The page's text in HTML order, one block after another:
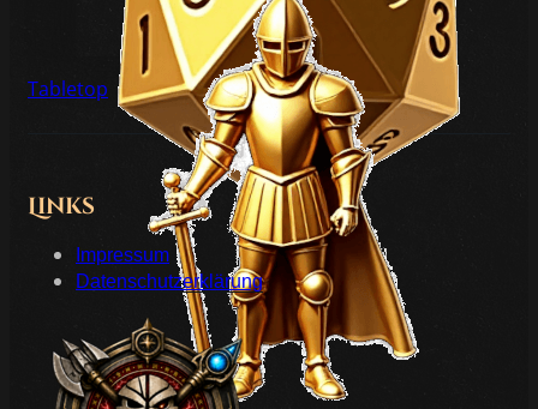
Tabletop
Links
Impressum
Datenschutzerklärung